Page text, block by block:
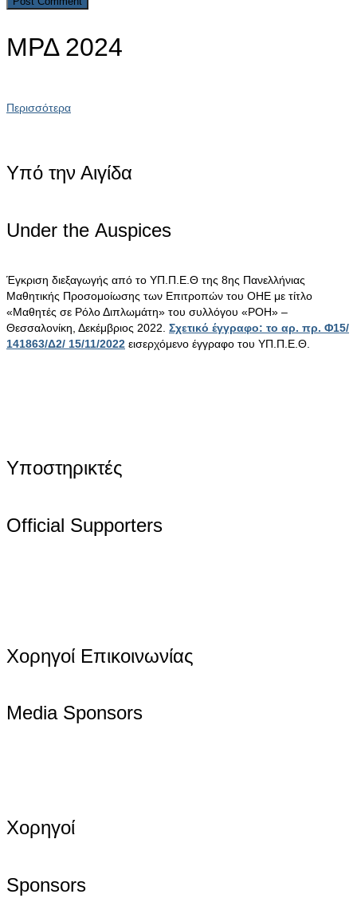
ΜΡΔ 2024
Περισσότερα
Υπό την Αιγίδα
Under the Αuspices
Έγκριση διεξαγωγής από το ΥΠ.Π.Ε.Θ της 8ης Πανελλήνιας
Μαθητικής Προσομοίωσης των Επιτροπών του ΟΗΕ με τίτλο
«Μαθητές σε Ρόλο Διπλωμάτη» του συλλόγου «ΡΟΗ» –
Θεσσαλονίκη, Δεκέμβριος 2022. Σχετικό έγγραφο: το αρ. πρ. Φ15/
141863/Δ2/ 15/11/2022 εισερχόμενο έγγραφο του ΥΠ.Π.Ε.Θ.
Υποστηρικτές
Official Supporters
Χορηγοί Επικοινωνίας
Media Sponsors
Χορηγοί
Sponsors